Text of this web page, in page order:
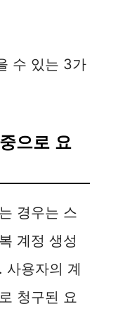
수 있는 3가
으로 요
경우는 스
계정 생성
사용자의 계
청구된 요